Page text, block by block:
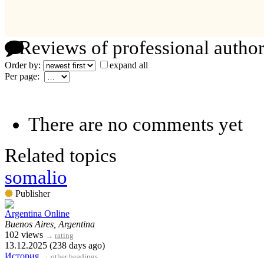
Reviews of professional
Order by:
expand all
Per page:
There are no comments yet
Related topics
somalio
Publisher
Argentina Online
Buenos Aires, Argentina
102 views → rating
13.12.2025 (238 days ago)